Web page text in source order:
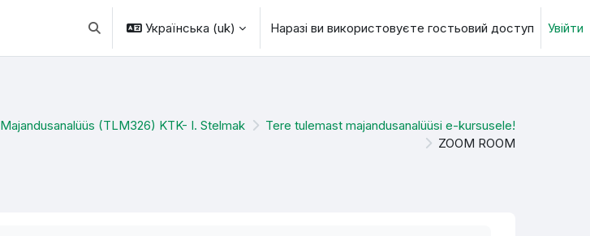
Переключити введення пошуку
Українська ‎(uk)‎ Наразі ви використовуєте гостьовий доступ Увійти
Majandusanalüüs (TLM326) KTK- I. Stelmak
Tere tulemast majandusanalüüsi e-kursusele!
ZOOM ROOM